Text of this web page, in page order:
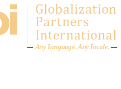
Any Language.Any Locale.